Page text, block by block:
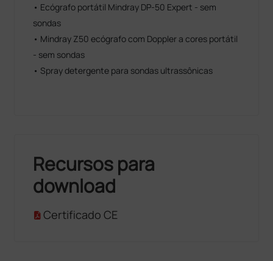
• Ecógrafo portátil Mindray DP-50 Expert - sem
sondas
• Mindray Z50 ecógrafo com Doppler a cores portátil
- sem sondas
• Spray detergente para sondas ultrassônicas
Recursos para
download
Certificado CE